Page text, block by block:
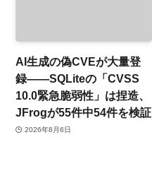
AI生成の偽CVEが大量登
録——SQLiteの「CVSS
10.0緊急脆弱性」は捏造、
JFrogが55件中54件を検証
2026年8月6日